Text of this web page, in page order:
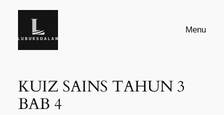
Menu
KUIZ SAINS TAHUN 3
BAB 4